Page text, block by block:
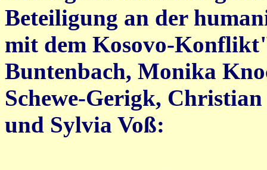
Beteiligung an der
mit dem Kosovo-
Buntenbach, Monika
Schewe-Gerigk,
und Sylvia Voß: